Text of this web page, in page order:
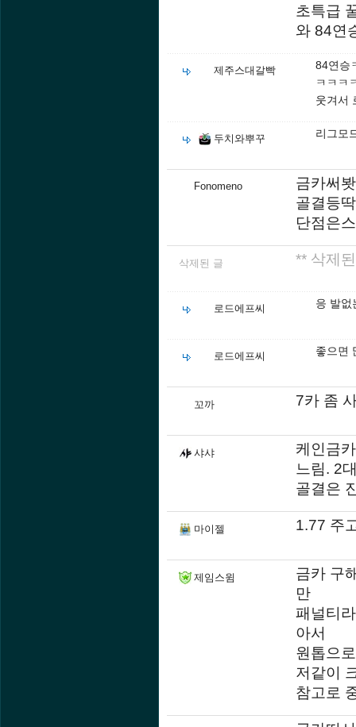
초특급
와 84연
제주스대갈빡
84연승
ㅋㅋㅋ
웃겨서
두치와뿌꾸 리그모
Fonomeno
금카써
골결등
단점은
삭제된 글 ** 삭제
로드에프씨 응 발없
로드에프씨 좋으면
꼬까 7카 좀
샤샤
케인금
느림. 2
골결은
마이젤 1.77 주
제임스윔
금카 구
만
패널티
아서
원톱으
저같이
참고로